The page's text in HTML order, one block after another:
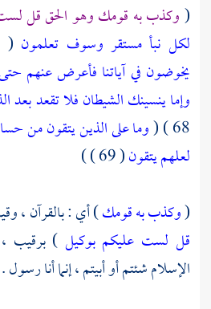
(وكذب به قومك وهو الحق قل
لكل نبأ مستقر وسوف تعلمون ( 67 )
يخوضون في آياتنا فأعرض عنهم
وإما ينسينك الشيطان فلا تقعد بعد
68 ) (
وما على الذين يتقون من
لعلهم يتقون( 69 ) )
(وكذب به قومك) أي : بالقرآن ،
قل لست عليكم بوكيل ) برقيب
الإسلام شئتم أو أبيتم ، إنما أنا رسول .